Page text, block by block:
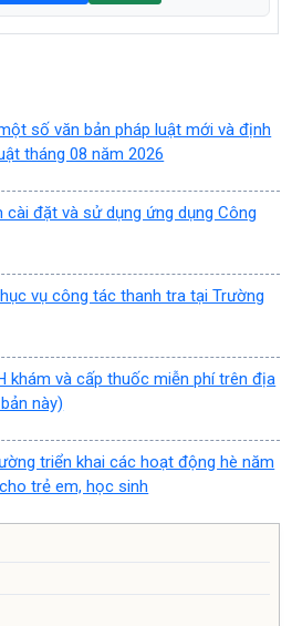
số văn bản pháp luật mới và định
tháng 08 năm 2026
đặt và sử dụng ứng dụng Công
vụ công tác thanh tra tại Trường
khám và cấp thuốc miễn phí trên địa
này)
triển khai các hoạt động hè năm
trẻ em, học sinh